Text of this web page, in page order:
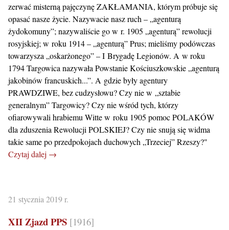
zerwać misterną pajęczynę ZAKŁAMANIA, którym próbuje się
opasać nasze życie. Nazywacie nasz ruch – „agenturą
żydokomuny”; nazywaliście go w r. 1905 „agenturą” rewolucji
rosyjskiej; w roku 1914 – „agenturą” Prus; mieliśmy podówczas
towarzysza „oskarżonego” – I Brygadę Legionów. A w roku
1794 Targowica nazywała Powstanie Kościuszkowskie „agenturą
jakobinów francuskich...”. A gdzie były agentury
PRAWDZIWE, bez cudzysłowu? Czy nie w „sztabie
generalnym” Targowicy? Czy nie wśród tych, którzy
ofiarowywali hrabiemu Witte w roku 1905 pomoc POLAKÓW
dla zduszenia Rewolucji POLSKIEJ? Czy nie snują się widma
takie same po przedpokojach duchowych „Trzeciej” Rzeszy?"
Czytaj dalej →
21 stycznia 2019 r.
XII Zjazd PPS [1916]